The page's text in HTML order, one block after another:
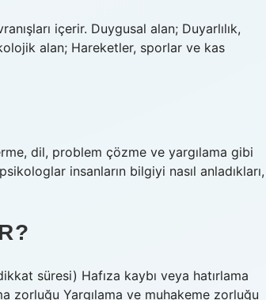
içerir. Duygusal alan; Duyarlılık,
alan; Hareketler, sporlar ve kas
dil, problem çözme ve yargılama gibi
insanların bilgiyi nasıl anladıkları,
süresi) Hafıza kaybı veya hatırlama
zorluğu Yargılama ve muhakeme zorluğu